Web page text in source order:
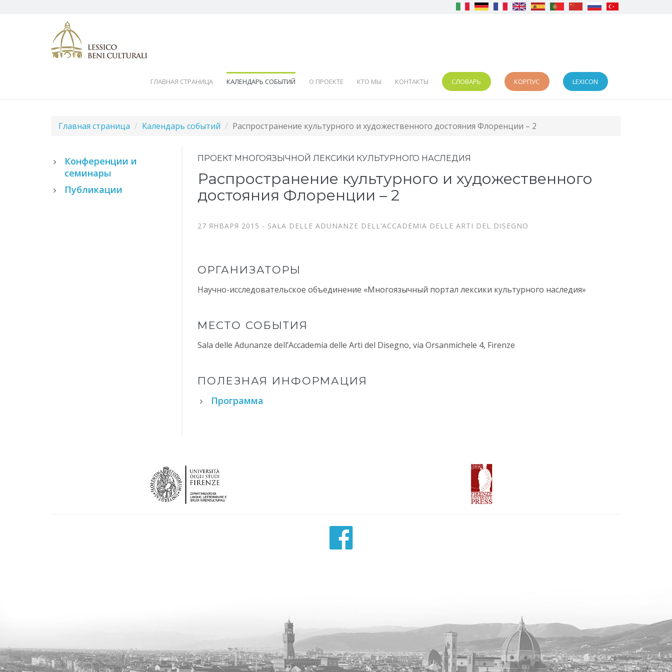
ГЛАВНАЯ СТРАНИЦА КАЛЕНДАРЬ СОБЫТИЙ О ПРОЕКТЕ КТО МЫ КОНТАКТЫ СЛОВАРЬ КОРПУС LEXICON
Главная страница Kалендарь событий Распространение культурного и художественного достояния Флоренции – 2
Конференции и
семинары
Публикации
ПРОЕКТ МНОГОЯЗЫЧНОЙ ЛЕКСИКИ КУЛЬТУРНОГО НАСЛЕДИЯ
Распространение культурного и художественного
достояния Флоренции – 2
27 ЯНВАРЯ 2015 - SALA DELLE ADUNANZE DELL’ACCADEMIA DELLE ARTI DEL DISEGNO
ОРГАНИЗАТОРЫ
Научно-исследовательское объединение «Многоязычный портал лексики культурного наследия»
МЕСТО СОБЫТИЯ
Sala delle Adunanze dell’Accademia delle Arti del Disegno, via Orsanmichele 4, Firenze
ПОЛЕЗНАЯ ИНФОРМАЦИЯ
Программа